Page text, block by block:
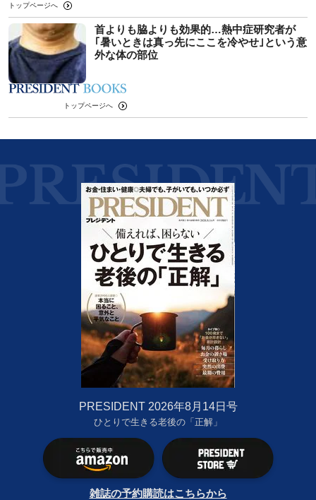
トップページへ
首よりも脇よりも効果的…熱中症研究者が
｢暑いときは真っ先にここを冷やせ｣という意
外な体の部位
トップページへ
PRESIDENT 2026年8月14日号
ひとりで生きる老後の「正解」
雑誌の予約購読はこちらから